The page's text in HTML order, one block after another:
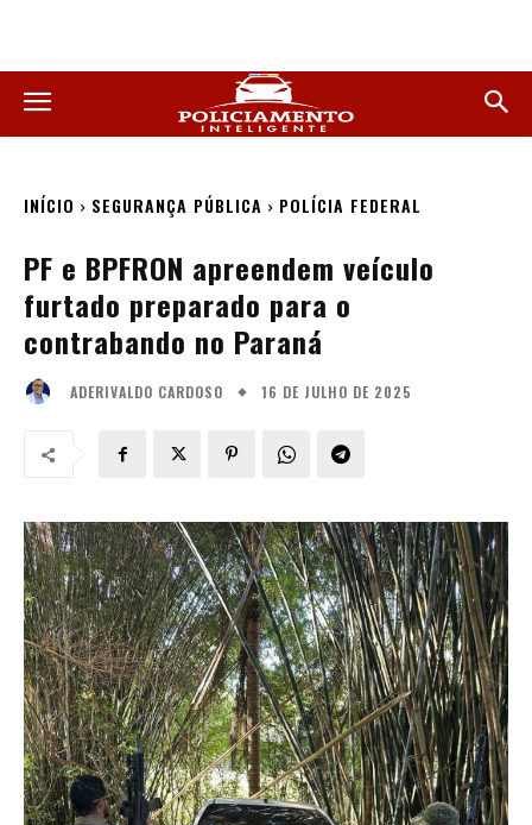
INÍCIO SEGURANÇA PÚBLICA POLÍCIA FEDERAL
PF e BPFRON apreendem veículo
furtado preparado para o
contrabando no Paraná
ADERIVALDO CARDOSO 16 DE JULHO DE 2025